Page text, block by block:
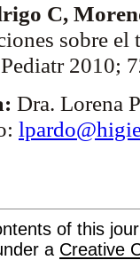
C,
sobre
Pediatr2010;
Dra. Lorena
of this
a Creative